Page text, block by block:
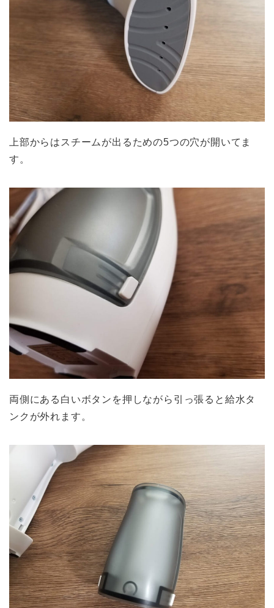
上部からはスチームが出るための5つの穴が開いてま
す。
両側にある白いボタンを押しながら引っ張ると給水タ
ンクが外れます。